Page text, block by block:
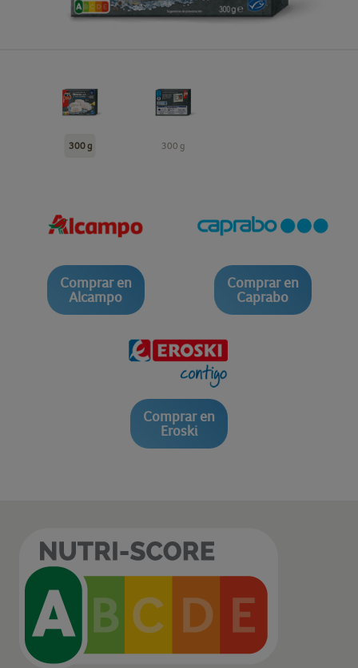
300 g 300 g
Comprar en
Alcampo
Comprar en
Caprabo
Comprar en
Eroski